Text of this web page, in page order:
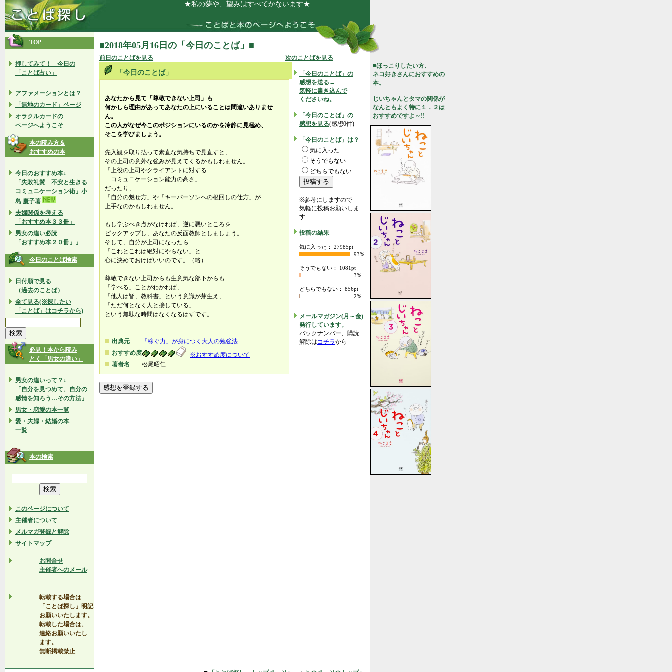
★私の夢や、望みはすべてかないます★
TOP
押してみて！ 今日の
「ことば占い」
アファメーションとは？
「無地のカード」ページ
オラクルカードの
ページへようこそ
本の読み方＆
おすすめの本
今日のおすすめ本↓
「失敗礼賛 不安と生きる
コミュニケーション術」小
島 慶子著
夫婦関係を考える
「おすすめ本３３冊」
男女の違い必読
「おすすめ本２０冊」」
今日のことば検索
日付順で見る
（過去のことば）
全て見る(※探したい
「ことば」はコチラから)
必見！本から読み
とく「男女の違い」
男女の違いって？↓
「自分を見つめて、自分の
感情を知ろう…その方法」
男女・恋愛の本一覧
愛・夫婦・結婚の本
一覧
本の検索
このページについて
主催者について
メルマガ登録と解除
サイトマップ
お問合せ
主催者へのメール
転載する場合は
「ことば探し」明記
お願いいたします。
転載した場合は、
連絡お願いいたし
ます。
無断掲載禁止
■2018年05月16日の「今日のことば」■
前日のことばを見る 次のことばを見る
「今日のことば」
あなたから見て「尊敬できない上司」も
何かしら理由があってあなたの上にいることは間違いありませ
ん。
この人がなぜ今このポジションにいるのかを冷静に見極め、
そこを学びましょう。
先入観を取り払って素直な気持ちで見直すと、
その上司の意外な強みが見えてくるかもしれません。
「上役の上司やクライアントに対する
コミュニケーション能力の高さ」
だったり、
「自分の魅せ方」や「キーパーソンへの根回しの仕方」が
上手なのかもしれません。
もし学ぶべき点がなければ、逆に悪いところを
ピックアップし、あなたの反面教師としましょう。
そして、自分が上司になったら
「これとこれは絶対にやらない」と
心に決めておけばいいのです。（略）
尊敬できない上司からも生意気な部下からも
「学べる」ことがわかれば、
「他人は皆、教科書」という意識が芽生え、
「ただ何となく人と接している」
という無駄な時間はなくなるはずです。
出典元
「稼ぐ力」が身につく大人の勉強法
おすすめ度
※おすすめ度について
著者名
松尾昭仁
「今日のことば」の
感想を送る→
気軽に書き込んで
くださいね。
「今日のことば」の
感想を見る(感想0件)
「今日のことば」は？
気に入った
そうでもない
どちらでもない
※参考にしますので
気軽に投稿お願いしま
す
投稿の結果
気に入った： 27985pt
93%
そうでもない： 1081pt
3%
どちらでもない： 856pt
2%
メールマガジン(月～金)
発行しています。
バックナンバー、購読
解除はコチラから
■ほっこりしたい方、
ネコ好きさんにおすすめの
本。
じいちゃんとタマの関係が
なんともよく特に１．２は
おすすめですよ～!!